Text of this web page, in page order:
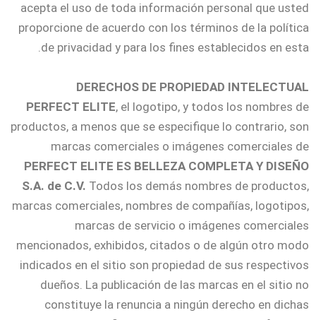
acepta el uso de toda información personal que usted
proporcione de acuerdo con los términos de la política
de privacidad y para los fines establecidos en esta.
DERECHOS DE PROPIEDAD INTELECTUAL
PERFECT ELITE, el logotipo, y todos los nombres de
productos, a menos que se especifique lo contrario, son
marcas comerciales o imágenes comerciales de
PERFECT ELITE ES BELLEZA COMPLETA Y DISEÑO
S.A. de C.V. Todos los demás nombres de productos,
marcas comerciales, nombres de compañías, logotipos,
marcas de servicio o imágenes comerciales
mencionados, exhibidos, citados o de algún otro modo
indicados en el sitio son propiedad de sus respectivos
dueños. La publicación de las marcas en el sitio no
constituye la renuncia a ningún derecho en dichas